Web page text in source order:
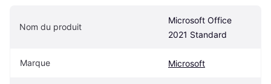
Nom du produit
Microsoft Office
2021 Standard
Marque Microsoft